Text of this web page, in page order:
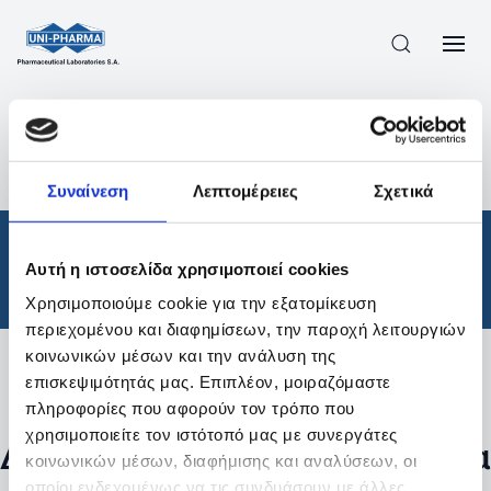
Συναίνεση Λεπτομέρειες Σχετικά
Αυτή η ιστοσελίδα χρησιμοποιεί cookies
Χρησιμοποιούμε cookie για την εξατομίκευση
περιεχομένου και διαφημίσεων, την παροχή λειτουργιών
κοινωνικών μέσων και την ανάλυση της
επισκεψιμότητάς μας. Επιπλέον, μοιραζόμαστε
πληροφορίες που αφορούν τον τρόπο που
χρησιμοποιείτε τον ιστότοπό μας με συνεργάτες
κοινωνικών μέσων, διαφήμισης και αναλύσεων, οι
οποίοι ενδεχομένως να τις συνδυάσουν με άλλες
ΠΡΟΪΟΝΤΑ
ΘΕΡΑΠΕΥΤΙΚΈΣ ΚΑΤΗΓΟΡΊΕΣ
/
ΑΠΟΤΕΛΕΣΜΑΤΑ ΑΝΑΖΗΤΗΣΗΣ
Θεραπευτικές Κατηγορίες
Φίλτρα
Δεν βρέθηκαν προϊόντα με τα